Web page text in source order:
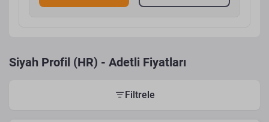
Siyah Profil (HR) - Adetli Fiyatları
Filtrele